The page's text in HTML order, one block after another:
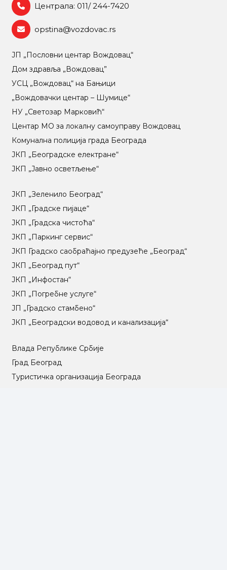
Централа: 011/ 244-7420
opstina@vozdovac.rs
ЈП „Пословни центар Вождовац“
Дом здравља „Вождовац”
УСЦ „Вождовац“ на Бањици
„Вождовачки центар – Шумице“
НУ „Светозар Марковић“
Центар МO за локалну самоуправу Вождовац
Комунална полиција града Београда
ЈКП „Београдске електране“
ЈКП „Јавно осветљење“
ЈКП „Зеленило Београд“
ЈКП „Градске пијаце“
ЈКП „Градска чистоћа“
ЈКП „Паркинг сервис“
ЈКП Градско саобраћајно предузеће „Београд“
ЈКП „Београд пут“
ЈКП „Инфостан“
ЈКП „Погребне услуге“
ЈП „Градско стамбено“
ЈКП „Београдски водовод и канализација“
Влада Републике Србије
Град Београд
Туристичка организација Београда